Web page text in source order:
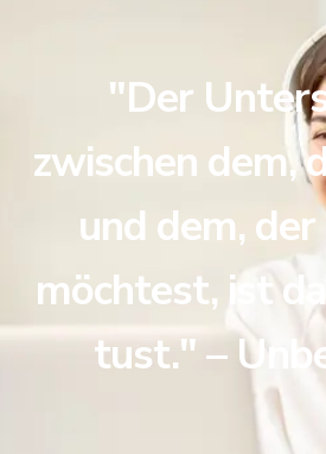
"Der
zwischen dem,
und dem,
möchtest, ist
tust." –